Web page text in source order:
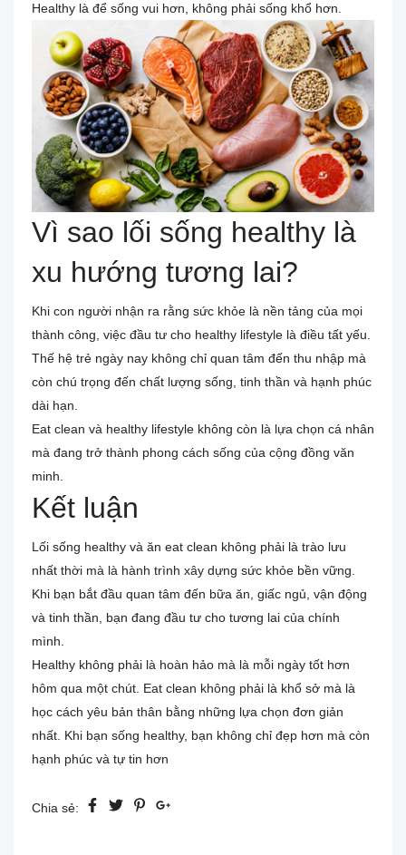
Healthy là để sống vui hơn, không phải sống khổ hơn.
Vì sao lối sống healthy là
xu hướng tương lai?
Khi con người nhận ra rằng sức khỏe là nền tảng của mọi
thành công, việc đầu tư cho healthy lifestyle là điều tất yếu.
Thế hệ trẻ ngày nay không chỉ quan tâm đến thu nhập mà
còn chú trọng đến chất lượng sống, tinh thần và hạnh phúc
dài hạn.
Eat clean và healthy lifestyle không còn là lựa chọn cá nhân
mà đang trở thành phong cách sống của cộng đồng văn
minh.
Kết luận
Lối sống healthy và ăn eat clean không phải là trào lưu
nhất thời mà là hành trình xây dựng sức khỏe bền vững.
Khi bạn bắt đầu quan tâm đến bữa ăn, giấc ngủ, vận động
và tinh thần, bạn đang đầu tư cho tương lai của chính
mình.
Healthy không phải là hoàn hảo mà là mỗi ngày tốt hơn
hôm qua một chút. Eat clean không phải là khổ sở mà là
học cách yêu bản thân bằng những lựa chọn đơn giản
nhất. Khi bạn sống healthy, bạn không chỉ đẹp hơn mà còn
hạnh phúc và tự tin hơn
Chia sẻ: